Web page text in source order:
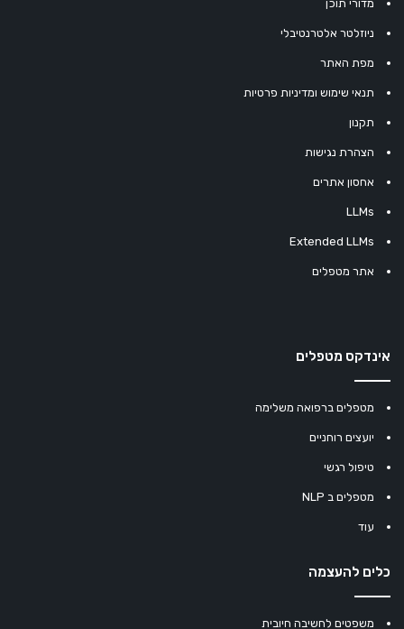
מדורי תוכן
ניוזלטר אלטרנטיבלי
מפת האתר
תנאי שימוש ומדיניות פרטיות
תקנון
הצהרת נגישות
אחסון אתרים
LLMs
Extended LLMs
אתר מטפלים
אינדקס מטפלים
מטפלים ברפואה משלימה
יועצים רוחניים
טיפול רגשי
מטפלים ב NLP
עוד
כלים להעצמה
משפטים לחשיבה חיובית